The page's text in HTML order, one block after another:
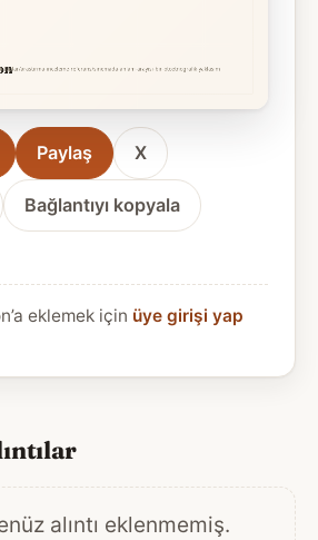
Paylaş X
Bağlantıyı kopyala
eklemek için üye girişi yap
alıntı eklenmemiş.